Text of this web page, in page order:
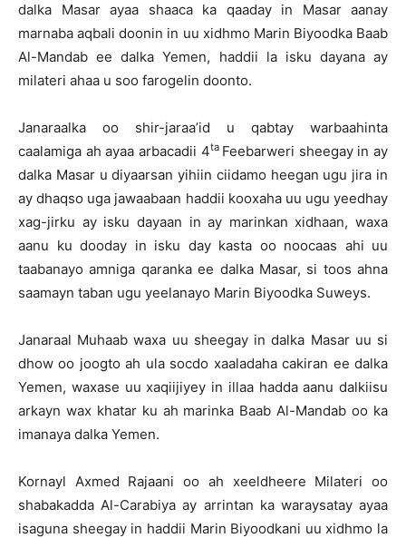
dalka Masar ayaa shaaca ka qaaday in Masar aanay
marnaba aqbali doonin in uu xidhmo Marin Biyoodka Baab
Al-Mandab ee dalka Yemen, haddii la isku dayana ay
milateri ahaa u soo farogelin doonto.
Janaraalka oo shir-jaraa’id u qabtay warbaahinta
caalamiga ah ayaa arbacadii 4ta Feebarweri sheegay in ay
dalka Masar u diyaarsan yihiin ciidamo heegan ugu jira in
ay dhaqso uga jawaabaan haddii kooxaha uu ugu yeedhay
xag-jirku ay isku dayaan in ay marinkan xidhaan, waxa
aanu ku dooday in isku day kasta oo noocaas ahi uu
taabanayo amniga qaranka ee dalka Masar, si toos ahna
saamayn taban ugu yeelanayo Marin Biyoodka Suweys.
Janaraal Muhaab waxa uu sheegay in dalka Masar uu si
dhow oo joogto ah ula socdo xaaladaha cakiran ee dalka
Yemen, waxase uu xaqiijiyey in illaa hadda aanu dalkiisu
arkayn wax khatar ku ah marinka Baab Al-Mandab oo ka
imanaya dalka Yemen.
Kornayl Axmed Rajaani oo ah xeeldheere Milateri oo
shabakadda Al-Carabiya ay arrintan ka waraysatay ayaa
isaguna sheegay in haddii Marin Biyoodkani uu xidhmo la